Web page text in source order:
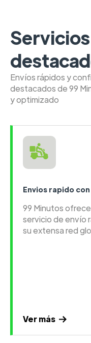
Envíos rápidos y
destacados de 99
y optimizado
Envios rapido
99 Minutos
servicio de envío
su extensa red
Ver más